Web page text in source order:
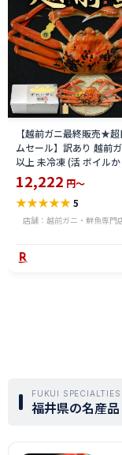
【越前ガニ最終販売★
ムセール】訳あり 越前
以上 未冷凍 (活 ボイル
る) 福井県産 国産 産地直
れ 訳ありカニ 越前がに
ニ 越前 かに 送料無料
12,222 円～
★★★★★5
店舗：越前ガニ・鮮魚専門
FUKUI SPECIALTIES
福井県の名産品